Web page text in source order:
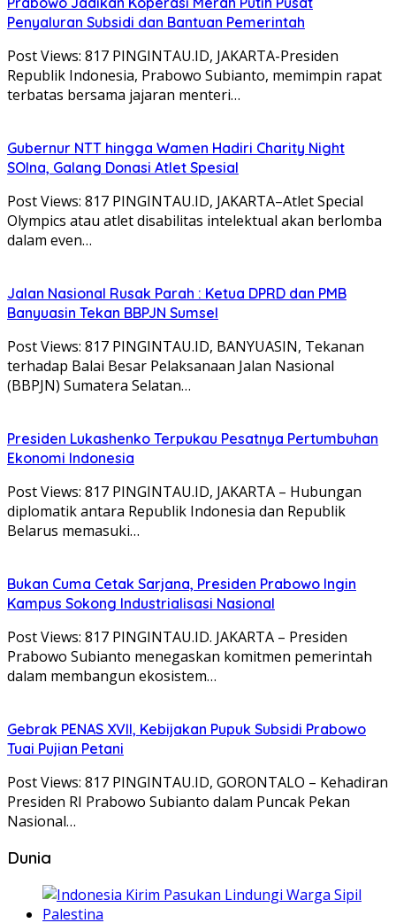
Penyaluran Subsidi dan Bantuan Pemerintah
Post Views: 817 PINGINTAU.ID, JAKARTA-Presiden
Republik Indonesia, Prabowo Subianto, memimpin rapat
terbatas bersama jajaran menteri…
Gubernur NTT hingga Wamen Hadiri Charity Night
SOIna, Galang Donasi Atlet Spesial
Post Views: 817 PINGINTAU.ID, JAKARTA–Atlet Special
Olympics atau atlet disabilitas intelektual akan berlomba
dalam even…
Jalan Nasional Rusak Parah : Ketua DPRD dan PMB
Banyuasin Tekan BBPJN Sumsel
Post Views: 817 PINGINTAU.ID, BANYUASIN, Tekanan
terhadap Balai Besar Pelaksanaan Jalan Nasional
(BBPJN) Sumatera Selatan…
Presiden Lukashenko Terpukau Pesatnya Pertumbuhan
Ekonomi Indonesia
Post Views: 817 PINGINTAU.ID, JAKARTA – Hubungan
diplomatik antara Republik Indonesia dan Republik
Belarus memasuki…
Bukan Cuma Cetak Sarjana, Presiden Prabowo Ingin
Kampus Sokong Industrialisasi Nasional
Post Views: 817 PINGINTAU.ID. JAKARTA – Presiden
Prabowo Subianto menegaskan komitmen pemerintah
dalam membangun ekosistem…
Gebrak PENAS XVII, Kebijakan Pupuk Subsidi Prabowo
Tuai Pujian Petani
Post Views: 817 PINGINTAU.ID, GORONTALO – Kehadiran
Presiden RI Prabowo Subianto dalam Puncak Pekan
Nasional…
Dunia